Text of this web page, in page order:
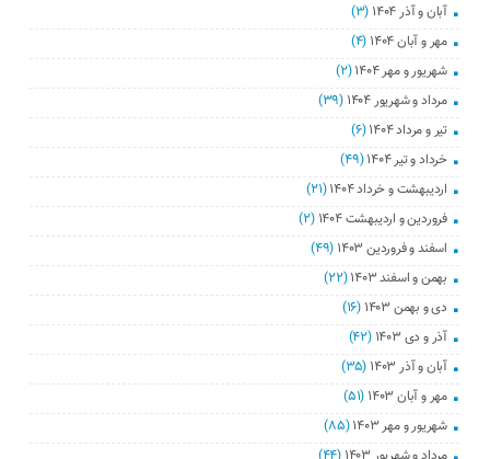
آبان و آذر ۱۴۰۴
(۳)
مهر و آبان ۱۴۰۴
(۴)
شهریور و مهر ۱۴۰۴
(۲)
مرداد و شهریور ۱۴۰۴
(۳۹)
تیر و مرداد ۱۴۰۴
(۶)
خرداد و تیر ۱۴۰۴
(۴۹)
اردیبهشت و خرداد ۱۴۰۴
(۲۱)
فروردین و اردیبهشت ۱۴۰۴
(۲)
اسفند و فروردین ۱۴۰۳
(۴۹)
بهمن و اسفند ۱۴۰۳
(۲۲)
دی و بهمن ۱۴۰۳
(۱۶)
آذر و دی ۱۴۰۳
(۴۲)
آبان و آذر ۱۴۰۳
(۳۵)
مهر و آبان ۱۴۰۳
(۵۱)
شهریور و مهر ۱۴۰۳
(۸۵)